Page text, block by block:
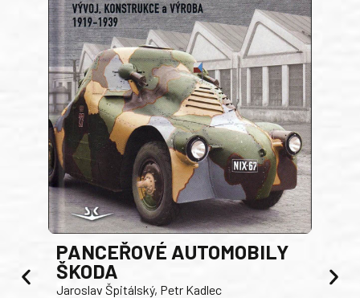
PANCEŘOVÉ AUTOMOBILY
ŠKODA
Jaroslav Špitálský, Petr Kadlec